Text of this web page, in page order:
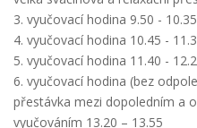
3. vyučovací hodina 9.50 - 10.35
4. vyučovací hodina 10.45 -
5. vyučovací hodina 11.40 -
6. vyučovací hodina (bez
přestávka mezi dopoledním a
vyučováním 13.20 – 13.55